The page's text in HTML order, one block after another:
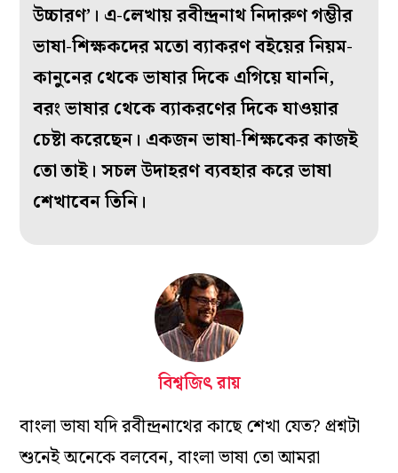
উচ্চারণ’। এ-লেখায় রবীন্দ্রনাথনিদারুণ গম্ভীর
ভাষা-শিক্ষকদেরমতোব্যাকরণবইয়েরনিয়ম-
কানুনেরথেকে ভাষার দিকে এগিয়ে যাননি,
বরংভাষার থেকে ব্যাকরণের দিকে যাওয়ার
চেষ্টা করেছেন। একজন ভাষা-শিক্ষকের কাজই
তো তাই। সচল উদাহরণ ব্যবহার করে ভাষা
শেখাবেন তিনি।
বিশ্বজিৎ রায়
বাংলা ভাষা যদি রবীন্দ্রনাথের কাছে শেখা যেত? প্রশ্নটা
শুনেই অনেকে বলবেন,বাংলা ভাষা তো আমরা